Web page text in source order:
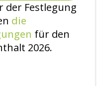
der Festlegung
die
für den
2026.